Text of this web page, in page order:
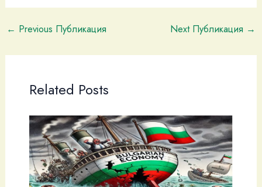
← Previous Публикация Next Публикация →
Related Posts